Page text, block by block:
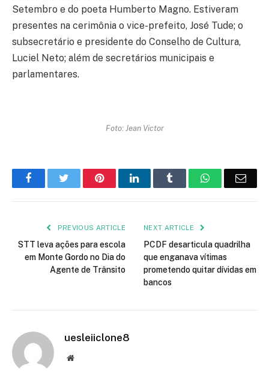
Setembro e do poeta Humberto Magno. Estiveram
presentes na cerimônia o vice-prefeito, José Tude; o
subsecretário e presidente do Conselho de Cultura,
Luciel Neto; além de secretários municipais e
parlamentares.
Foto: Jean Victor
FacebookTwitter PinterestLinkedIn Tumblr WhatsApp
PREVIOUS ARTICLE
STT leva ações para escola
em Monte Gordo no Dia do
Agente de Trânsito
NEXT ARTICLE
PCDF desarticula quadrilha
que enganava vítimas
prometendo quitar dívidas em
bancos
uesleiiclone8
Website